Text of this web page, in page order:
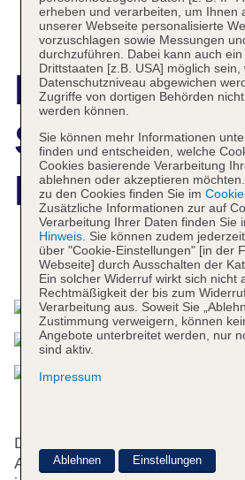
SG
Resort
Das bietet Ihre
Das Hotel bietet 50 Zimmer und
Aufzug. Das freundliche
erheben und verarbeiten, um Ihnen
unserer Webseite personalisierte
vorzuschlagen sowie Messungen
durchzuführen. Dabei kann auch
Drittstaaten [z.B. USA] möglich sein,
Datenschutzniveau abgewichen
Zugriffe von dortigen Behörden
werden können.
Sie können mehr Informationen
finden und entscheiden, welche
Cookies basierende Verarbeitung
ablehnen oder akzeptieren
zu den Cookies finden Sie im
Zusätzliche Informationen zur auf
Verarbeitung Ihrer Daten finden Sie
Hinweis. Sie können zudem
über "Cookie-Einstellungen" [in der
Webseite] durch Ausschalten der
Ein solcher Widerruf wirkt sich nicht
Rechtmäßigkeit der bis zum
Verarbeitung aus. Soweit Sie
Zustimmung verweigern, können
Angebote unterbreitet werden, nur
sind aktiv.
Impressum
Ablehnen Einstellungen